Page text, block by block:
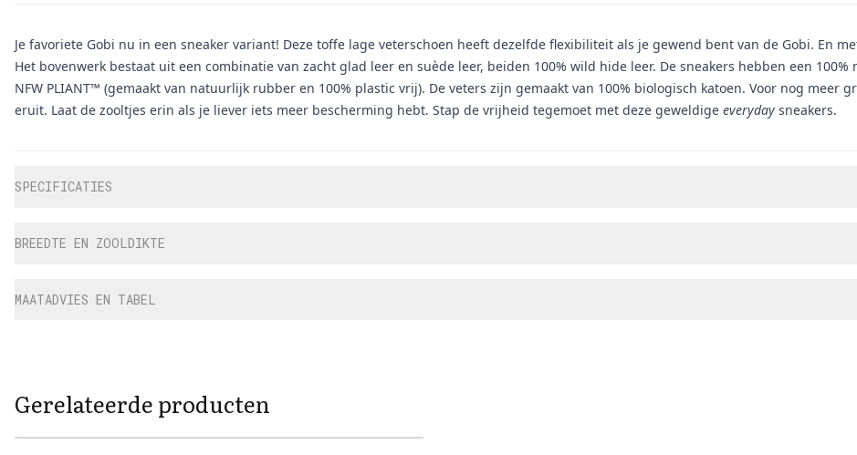
Je favoriete Gobi nu in een sneaker variant! Deze toffe lage veterschoen heeft dezelfde flexibiliteit als je gewend bent van de Gobi. En
Het bovenwerk bestaat uit een combinatie van zacht glad leer en suède leer, beiden 100% wild hide leer. De sneakers hebben een
NFW PLIANT™ (gemaakt van natuurlijk rubber en 100% plastic vrij). De veters zijn gemaakt van 100% biologisch katoen. Voor nog meer
eruit. Laat de zooltjes erin als je liever iets meer bescherming hebt. Stap de vrijheid tegemoet met deze geweldige everyday sneakers.
SPECIFICATIES
BREEDTE EN ZOOLDIKTE
MAATADVIES EN TABEL
Gerelateerde producten